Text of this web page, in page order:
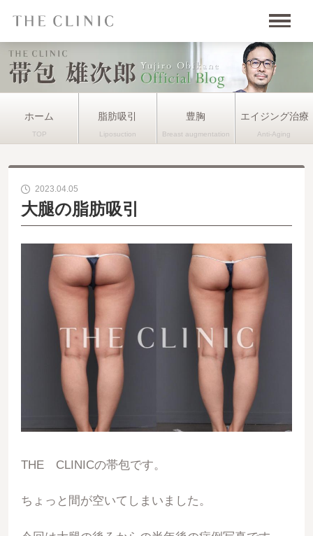
ホーム 脂肪吸引 豊胸 エイジング治療
2023.04.05
大腿の脂肪吸引
THE CLINICの帯包です。
ちょっと間が空いてしまいました。